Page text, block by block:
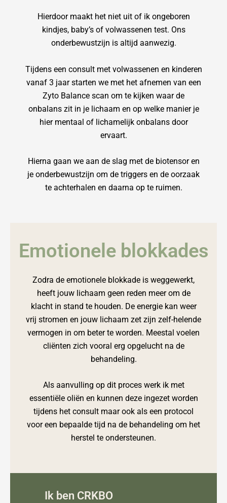
Hierdoor maakt het niet uit of ik ongeboren
kindjes, baby’s of volwassenen test. Ons
onderbewustzijn is altijd aanwezig.
Tijdens een consult met volwassenen en kinderen
vanaf 3 jaar starten we met het afnemen van een
Zyto Balance scan om te kijken waar de
onbalans zit in je lichaam en op welke manier je
hier mentaal of lichamelijk onbalans door
ervaart.
Hierna gaan we aan de slag met de biotensor en
je onderbewustzijn om de triggers en de oorzaak
te achterhalen en daarna op te ruimen.
Emotionele blokkades
Zodra de emotionele blokkade is weggewerkt,
heeft jouw lichaam geen reden meer om de
klacht in stand te houden. De energie kan weer
vrij stromen en jouw lichaam zet zijn zelf-helende
vermogen in om beter te worden. Meestal voelen
cliënten zich vooral erg opgelucht na de
behandeling.
Als aanvulling op dit proces werk ik met
essentiële oliën en kunnen deze ingezet worden
tijdens het consult maar ook als een protocol
voor een bepaalde tijd na de behandeling om het
herstel te ondersteunen.
Ik ben CRKBO